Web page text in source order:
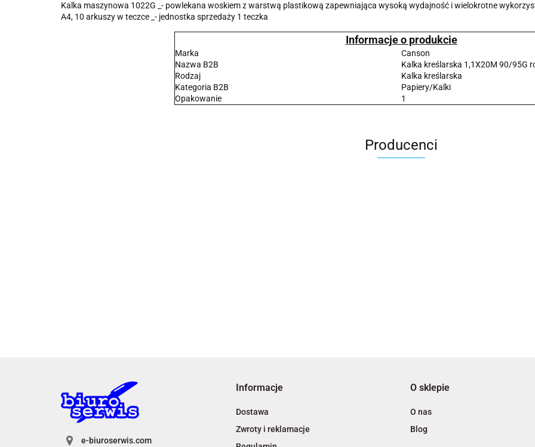
Kalka maszynowa 1022G _- powlekana woskiem z warstwą plastikową zapewniająca wysoką wydajność i wielokrotne
A4, 10 arkuszy w teczce _- jednostka sprzedaży 1 teczka
Informacje o produkcie
Marka
Canson
Nazwa B2B
Kalka kreślarska 1,1X20M 90/95G
Rodzaj
Kalka kreślarska
Kategoria B2B
Papiery/Kalki
Opakowanie
1
Producenci
A4 Tech
e-biuroserwis.com
Informacje
Dostawa
Zwroty i reklamacje
O sklepie
O nas
Blog